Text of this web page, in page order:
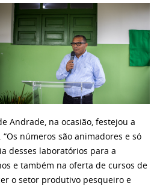
Andrade, na ocasião, festejou a
números são animadores e só
desses laboratórios para a
e também na oferta de cursos de
o setor produtivo pesqueiro e